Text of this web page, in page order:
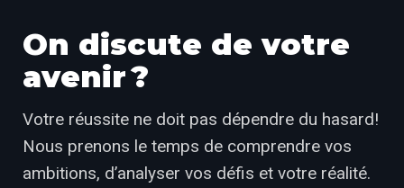
On discute de votre
avenir ?
Votre réussite ne doit pas dépendre du hasard!
Nous prenons le temps de comprendre vos
ambitions, d’analyser vos défis et votre réalité.